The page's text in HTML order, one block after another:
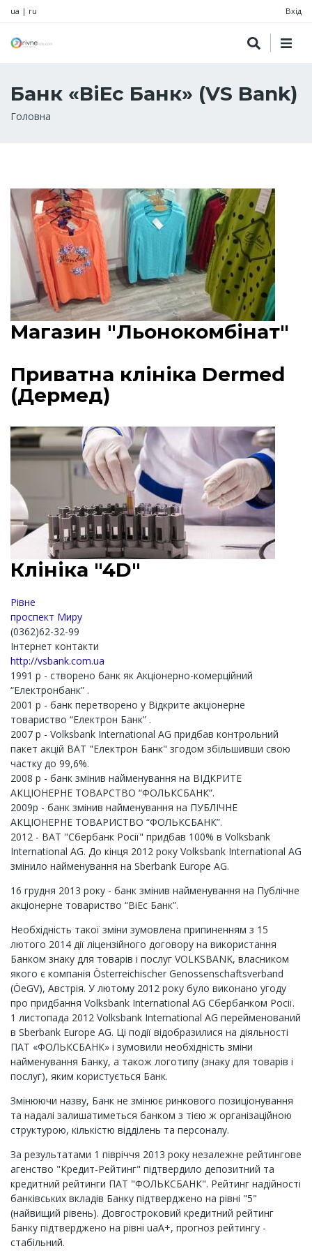
ua | ru Вхід
Банк «ВіЕс Банк» (VS Bank)
Рядок
Головна
Магазин "Льонокомбінат"
Приватна клініка Dermed
(Дермед)
Клініка "4D"
Рівне
проспект Миру
(0362)62-32-99
Інтернет контакти
http://vsbank.com.ua
1991 р - створено банк як Акціонерно-комерційний
“Електронбанк” .
2001 р - банк перетворено у Відкрите акціонерне
товариство “Електрон Банк” .
2007 р - Volksbank International AG придбав контрольний
пакет акцій ВАТ "Електрон Банк" згодом збільшивши свою
частку до 99,6%.
2008 р - банк змінив найменування на ВІДКРИТЕ
АКЦІОНЕРНЕ ТОВАРСТВО “ФОЛЬКСБАНК”.
2009р - банк змінив найменування на ПУБЛІЧНЕ
АКЦІОНЕРНЕ ТОВАРИСТВО “ФОЛЬКСБАНК”.
2012 - ВАТ "Сбербанк Росії" придбав 100% в Volksbank
International AG. До кінця 2012 року Volksbank International AG
змінило найменування на Sberbank Europe AG.
16 грудня 2013 року - банк змінив найменування на Публічне
акціонерне товариство “ВіЕс Банк”.
Необхідність такої зміни зумовлена припиненням з 15
лютого 2014 дії ліцензійного договору на використання
Банком знаку для товарів і послуг VOLKSBANK, власником
якого є компанія Österreichischer Genossenschaftsverband
(ÖeGV), Австрія. У лютому 2012 року було виконано угоду
про придбання Volksbank International AG Сбербанком Росії.
1 листопада 2012 Volksbank International AG перейменований
в Sberbank Europe AG. Ці події відобразилися на діяльності
ПАТ «ФОЛЬКСБАНК» і зумовили необхідність зміни
найменування Банку, а також логотипу (знаку для товарів і
послуг), яким користується Банк.
Змінюючи назву, Банк не змінює ринкового позиціонування
та надалі залишатиметься банком з тією ж організаційною
структурою, кількістю відділень та персоналу.
За результатами 1 півріччя 2013 року незалежне рейтингове
агенство "Кредит-Рейтинг" підтвердило депозитний та
кредитний рейтинги ПАТ "ФОЛЬКСБАНК". Рейтинг надійності
банківських вкладів Банку підтверджено на рівні "5"
(найвищий рівень). Довгостроковий кредитний рейтинг
Банку підтверджено на рівні uaA+, прогноз рейтингу -
стабільний.